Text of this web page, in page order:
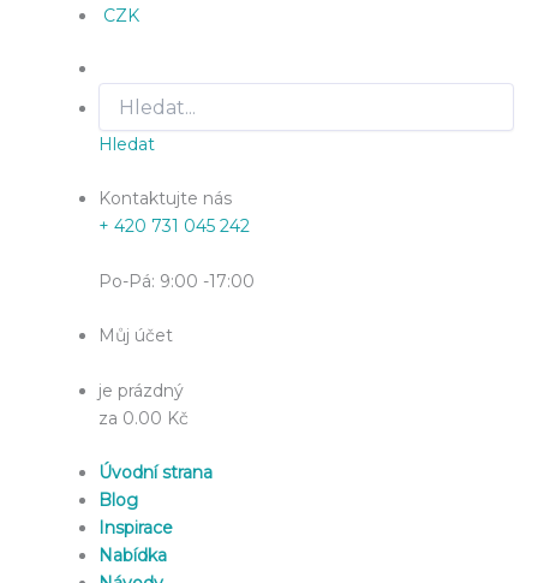
CZK
Hledat
Kontaktujte nás
+ 420 731 045 242
Po-Pá: 9:00 -17:00
Můj účet
je prázdný
za 0.00 Kč
Úvodní strana
Blog
Inspirace
Nabídka